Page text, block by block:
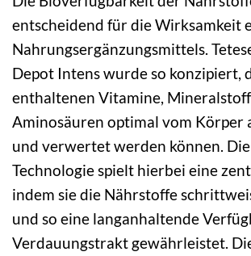
entscheidend für die Wirksamkeit
Nahrungsergänzungsmittels.
Depot Intens wurde so konzipiert,
enthaltenen Vitamine,
Aminosäuren optimal vom Körper
und verwertet werden können.
Technologie spielt hierbei eine
indem sie die Nährstoffe
und so eine langanhaltende
Verdauungstrakt gewährleistet.